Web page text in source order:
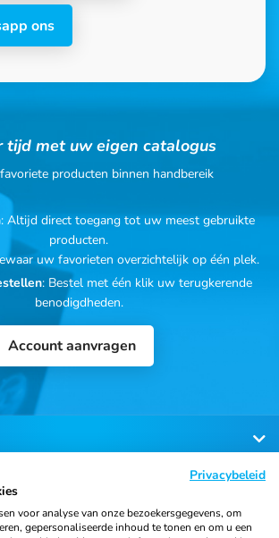
ons
tijd met uw eigen catalogus
producten binnen handbereik
: Altijd direct toegang tot uw meest gebruikte
producten.
uw favorieten overzichtelijk op één plek.
: Bestel met één klik uw terugkerende
benodigdheden.
Account aanvragen
Privacybeleid
voor analyse van onze bezoekersgegevens, om
gepersonaliseerde inhoud te tonen en om u een